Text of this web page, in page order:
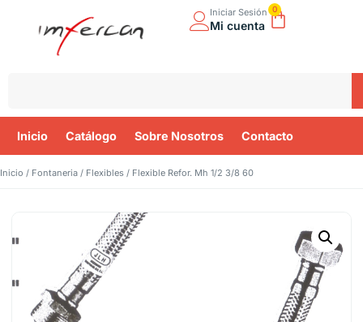
Iniciar Sesión
Mi cuenta
0
Inicio Catálogo Sobre Nosotros Contacto
Inicio / Fontaneria / Flexibles / Flexible Refor. Mh 1/2 3/8 60